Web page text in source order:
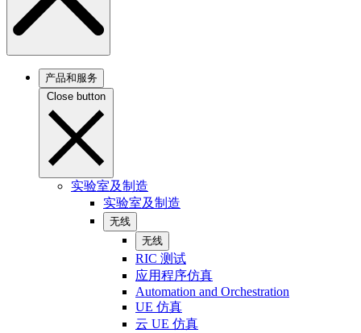
产品和服务
Close button
实验室及制造
实验室及制造
无线
无线
RIC 测试
应用程序仿真
Automation and Orchestration
UE 仿真
云 UE 仿真